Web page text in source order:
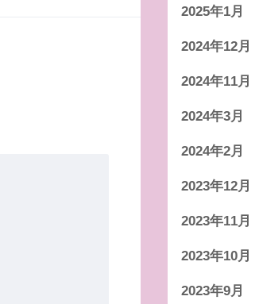
2025年1月
2024年12月
2024年11月
2024年3月
2024年2月
2023年12月
2023年11月
2023年10月
2023年9月